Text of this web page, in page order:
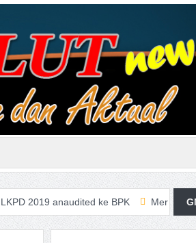
ke BPK Merasa Terpangil,